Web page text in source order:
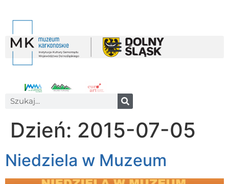
Dzień: 2015-07-05
Niedziela w Muzeum